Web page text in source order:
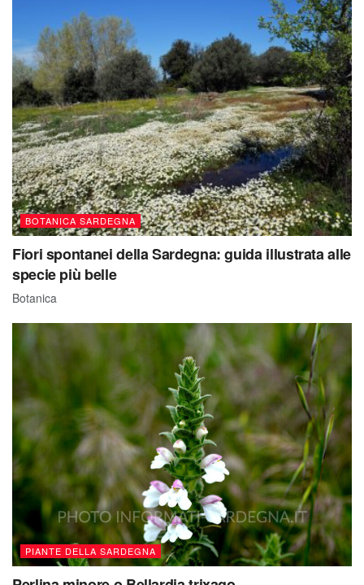
BOTANICA SARDEGNA
Fiori spontanei della Sardegna: guida illustrata alle
specie più belle
Botanica
PIANTE DELLA SARDEGNA
Perlina minore o Bellardia trixago